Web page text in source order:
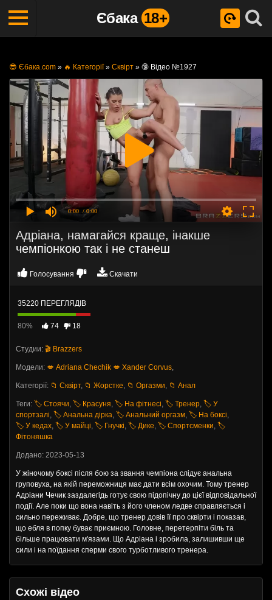
Єбака 18+
😎 Єбака.com » 🔥 Категорії» Сквірт » 🔞 Відео №1927
0:00 / 0:00
Адріана, намагайся краще, інакше
чемпіонкою так і не станеш
Голосування Скачати
35220 ПЕРЕГЛЯДІВ
80% 74 18
Студии: 🎬 Brazzers
Модели: 💋 Adriana Chechik 💋 Xander Corvus,
Категорії: 📁 Сквірт, 📁 Жорстке, 📁 Оргазми, 📁 Анал
Теги: 🏷️ Стоячи, 🏷️ Красуня, 🏷️ На фітнесі, 🏷️ Тренер, 🏷️ У
спортзалі, 🏷️ Анальна дірка, 🏷️ Анальний оргазм, 🏷️ На боксі,
🏷️ У кедах, 🏷️ У майці, 🏷️ Гнучкі, 🏷️ Дике, 🏷️ Спортсменки, 🏷️
Фітоняшка
Додано: 2023-05-13
У жіночому боксі після бою за звання чемпіона слідує анальна
груповуха, на якій переможниця має дати всім охочим. Тому тренер
Адріани Чечик заздалегідь готує свою підопічну до цієї відповідальної
події. Але поки що вона навіть з його членом ледве справляється і
сильно переживає. Добре, що тренер довів її про сквірти і показав,
що ебля в попку буває приємною. Головне, перетерпіти біль та
більше працювати м'язами. Що Адріана і зробила, залишивши ще
сили і на поїдання сперми свого турботливого тренера.
Схожі відео